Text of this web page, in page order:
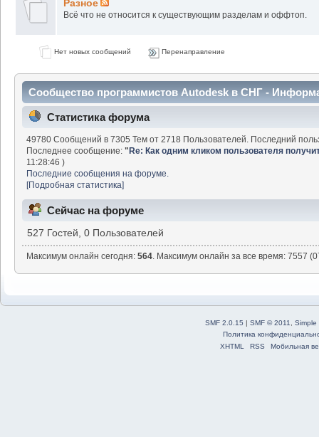
Разное
Всё что не относится к существующим разделам и оффтоп.
Нет новых сообщений Перенаправление
Сообщество программистов Autodesk в СНГ -
Статистика форума
49780 Сообщений в 7305 Тем от 2718 Пользователей. Последний
Последнее сообщение:"Re: Как одним кликом пользователя
11:28:46 )
Последние сообщения на форуме.
[Подробная статистика]
Сейчас на форуме
527 Гостей, 0 Пользователей
Максимум онлайн сегодня:564. Максимум онлайн за все время: 7557
SMF 2.0.15 | SMF © 2011
Simple
Политика
XHTML
RSS Мобильная